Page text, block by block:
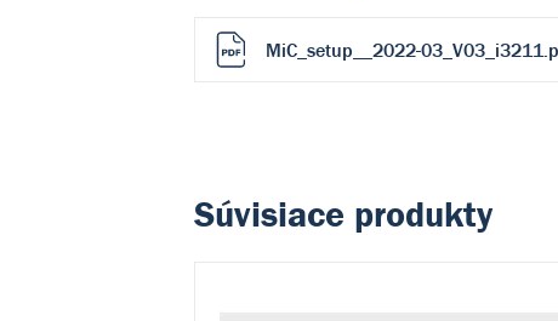
MiC_setup__2022-
Súvisiace produkty